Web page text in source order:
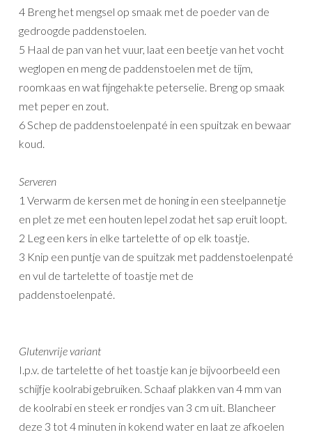
4 Breng het mengsel op smaak met de poeder van de
gedroogde paddenstoelen.
5 Haal de pan van het vuur, laat een beetje van het vocht
weglopen en meng de paddenstoelen met de tijm,
roomkaas en wat fijngehakte peterselie. Breng op smaak
met peper en zout.
6 Schep de paddenstoelenpaté in een spuitzak en bewaar
koud.
Serveren
1 Verwarm de kersen met de honing in een steelpannetje
en plet ze met een houten lepel zodat het sap eruit loopt.
2 Leg een kers in elke tartelette of op elk toastje.
3 Knip een puntje van de spuitzak met paddenstoelenpaté
en vul de tartelette of toastje met de
paddenstoelenpaté.
Glutenvrije variant
I.p.v. de tartelette of het toastje kan je bijvoorbeeld een
schijfje koolrabi gebruiken. Schaaf plakken van 4 mm van
de koolrabi en steek er rondjes van 3 cm uit. Blancheer
deze 3 tot 4 minuten in kokend water en laat ze afkoelen